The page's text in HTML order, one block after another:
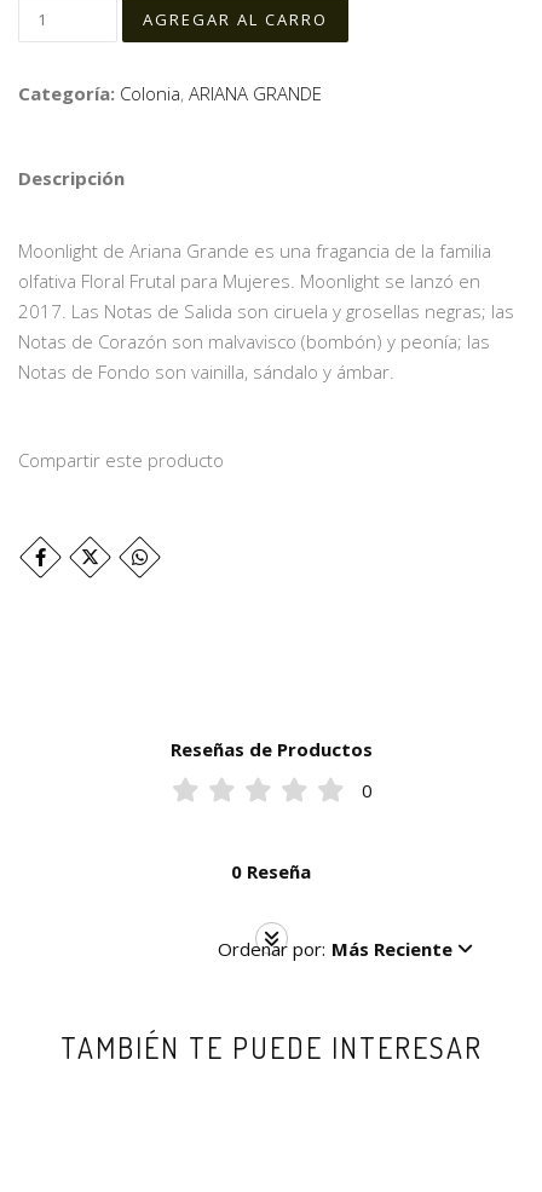
Categoría: Colonia, ARIANA GRANDE
Descripción
Moonlight de Ariana Grande es una fragancia de la familia
olfativa Floral Frutal para Mujeres. Moonlight se lanzó en
2017. Las Notas de Salida son ciruela y grosellas negras; las
Notas de Corazón son malvavisco (bombón) y peonía; las
Notas de Fondo son vainilla, sándalo y ámbar.
Compartir este producto
Reseñas de Productos
0
0 Reseña
Ordenar por: Más Reciente
TAMBIÉN TE PUEDE INTERESAR